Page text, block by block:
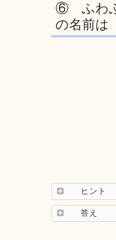
⑥ ふわふ
の名前は
ヒント
答え